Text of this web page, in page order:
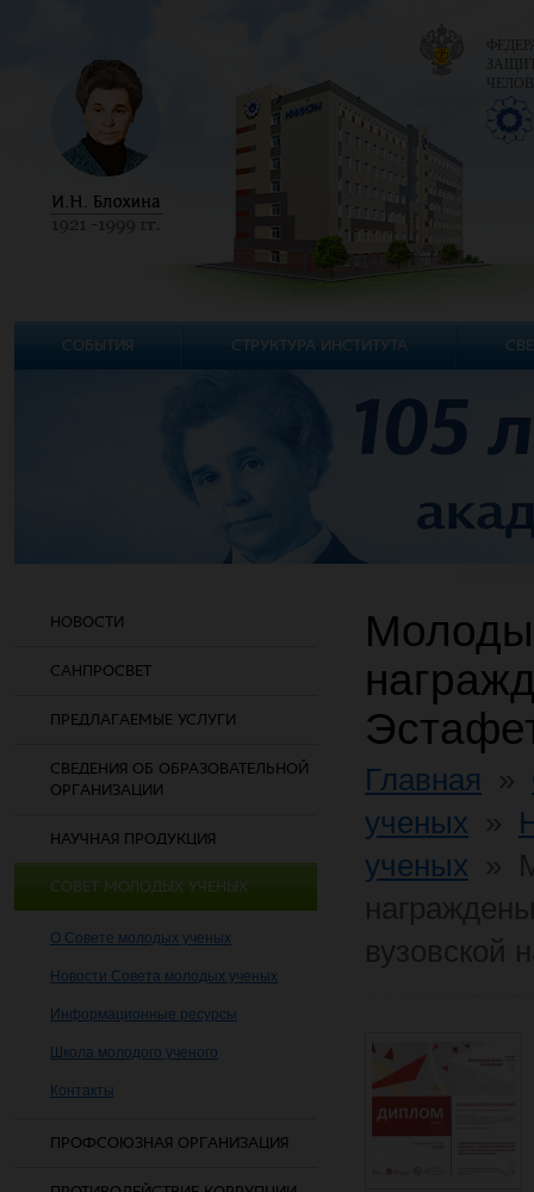
НОВОСТИ
САНПРОСВЕТ
ПРЕДЛАГАЕМЫЕ УСЛУГИ
СВЕДЕНИЯ ОБ ОБРАЗОВАТЕЛЬНОЙ
ОРГАНИЗАЦИИ
НАУЧНАЯ ПРОДУКЦИЯ
СОВЕТ МОЛОДЫХ УЧЕНЫХ
О Совете молодых ученых
Новости Совета молодых ученых
Информационные ресурсы
Школа молодого ученого
Контакты
ПРОФСОЮЗНАЯ ОРГАНИЗАЦИЯ
Главная
ученых
ученых
СОБЫТИЯ СТРУКТУРА ИНСТИТУТА